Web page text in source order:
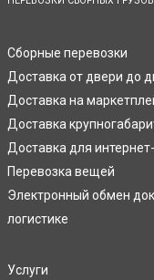
Сборные перевозки
Доставка от двери до
Доставка на
Доставка
Доставка для
Перевозка вещей
Электронный обмен
логистике
Услуги